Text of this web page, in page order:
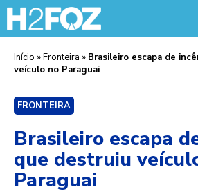
Início »Fronteira » Brasileiro escapa de
veículo no Paraguai
FRONTEIRA
Brasileiro escapa
que destruiu
Paraguai